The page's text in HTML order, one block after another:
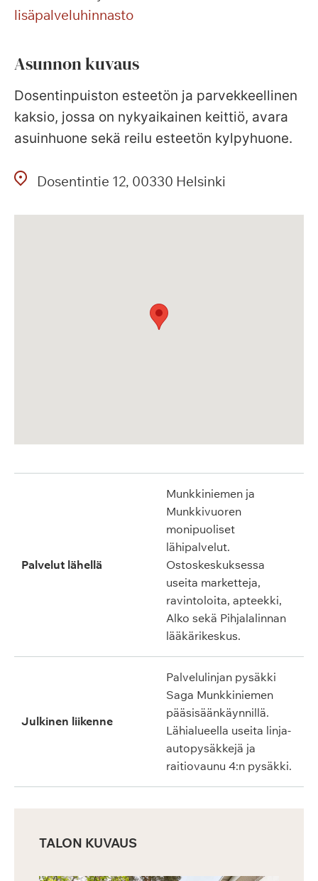
lisäpalveluhinnasto
Asunnon kuvaus
Dosentinpuiston esteetön ja parvekkeellinen
kaksio, jossa on nykyaikainen keittiö, avara
asuinhuone sekä reilu esteetön kylpyhuone.
Dosentintie 12 00330 Helsinki
Palvelut lähellä
Munkkiniemen ja
Munkkivuoren
monipuoliset
lähipalvelut.
Ostoskeskuksessa
useita marketteja,
ravintoloita, apteekki,
Alko sekä Pihjalalinnan
lääkärikeskus.
Julkinen liikenne
Palvelulinjan pysäkki
Saga Munkkiniemen
pääsisäänkäynnillä.
Lähialueella useita linja-
autopysäkkejä ja
raitiovaunu 4:n pysäkki.
TALON KUVAUS